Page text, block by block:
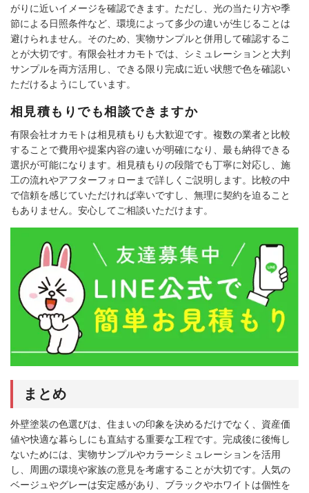
がりに近いイメージを確認できます。ただし、光の当たり方や季
節による日照条件など、環境によって多少の違いが生じることは
避けられません。そのため、実物サンプルと併用して確認するこ
とが大切です。有限会社オカモトでは、シミュレーションと大判
サンプルを両方活用し、できる限り完成に近い状態で色を確認い
ただけるようにしています。
相見積もりでも相談できますか
有限会社オカモトは相見積もりも大歓迎です。複数の業者と比較
することで費用や提案内容の違いが明確になり、最も納得できる
選択が可能になります。相見積もりの段階でも丁寧に対応し、施
工の流れやアフターフォローまで詳しくご説明します。比較の中
で信頼を感じていただければ幸いですし、無理に契約を迫ること
もありません。安心してご相談いただけます。
まとめ
外壁塗装の色選びは、住まいの印象を決めるだけでなく、資産価
値や快適な暮らしにも直結する重要な工程です。完成後に後悔し
ないためには、実物サンプルやカラーシミュレーションを活用
し、周囲の環境や家族の意見を考慮することが大切です。人気の
ベージュやグレーは安定感があり、ブラックやホワイトは個性を